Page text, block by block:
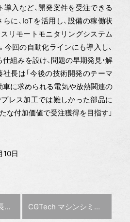
入など、開発案件を受注できる
に、IoTを活用し、設備の稼働状
リモートモニタリングシステム
。今回の自動化ラインにも導入し、
組みを設け、問題の早期発見・解
長は「今後の技術開発のテーマ
車に求められる電気や放熱関連の
レス加工では難しかった部品に
な付加価値で受注獲得を目指す」
日
】 次の記事 :
CGTech マシンシミュレーション新版V9.5リリース